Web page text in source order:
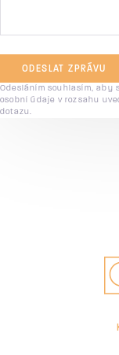
ODESLAT ZPRÁVU
Odesláním souhlasím, aby
osobní údaje v rozsahu
dotazu.